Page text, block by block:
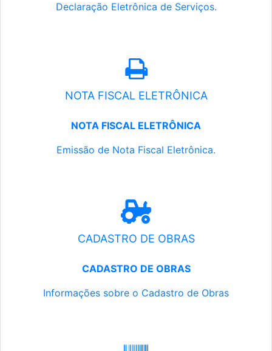
Declaração Eletrônica de Serviços.
NOTA FISCAL ELETRÔNICA
NOTA FISCAL ELETRÔNICA
Emissão de Nota Fiscal Eletrônica.
CADASTRO DE OBRAS
CADASTRO DE OBRAS
Informações sobre o Cadastro de Obras